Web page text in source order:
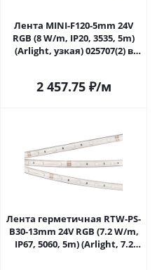
Лента MINI-F120-5mm 24V
RGB (8 W/m, IP20, 3535, 5m)
(Arlight, узкая) 025707(2) в
2 457.75₽/м
Лента герметичная RTW-PS-
B30-13mm 24V RGB (7.2 W/m,
IP67, 5060, 5m) (Arlight, 7.2